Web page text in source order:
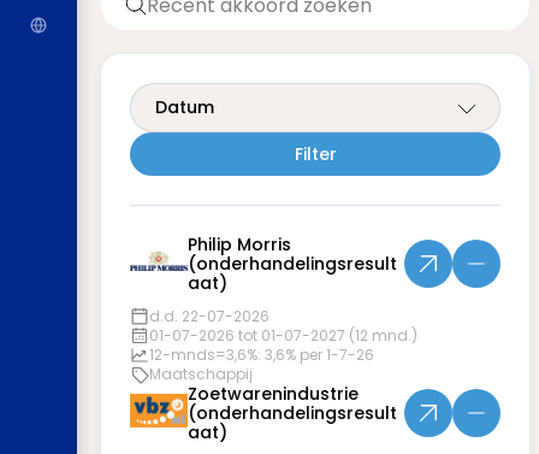
Datum
Philip Morris
(onderhandelingsresult
aat)
d.d. 22-07-2026
01-07-2026 tot 01-07-2027 (12 mnd.)
12-mnds=3,6%: 3,6% per 1-7-26
Maatschappij
Zoetwarenindustrie
(onderhandelingsresult
aat)